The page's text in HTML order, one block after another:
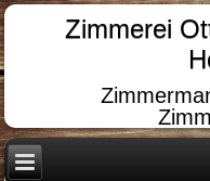
Zimmerei